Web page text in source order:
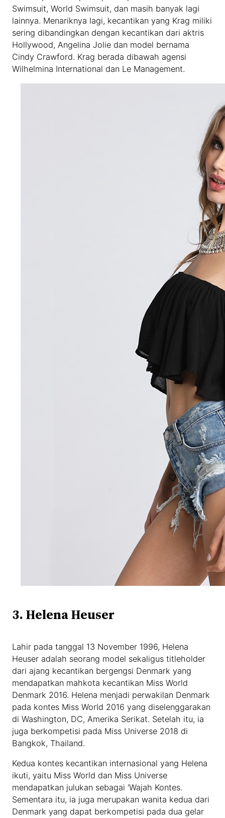
Swimsuit, World Swimsuit, dan masih banyak lagi
lainnya. Menariknya lagi, kecantikan yang Krag miliki
sering dibandingkan dengan kecantikan dari aktris
Hollywood, Angelina Jolie dan model bernama
Cindy Crawford. Krag berada dibawah agensi
Wilhelmina International dan Le Management.
3. Helena Heuser
Lahir pada tanggal 13 November 1996, Helena
Heuser adalah seorang model sekaligus titleholder
dari ajang kecantikan bergengsi Denmark yang
mendapatkan mahkota kecantikan Miss World
Denmark 2016. Helena menjadi perwakilan Denmark
pada kontes Miss World 2016 yang diselenggarakan
di Washington, DC, Amerika Serikat. Setelah itu, ia
juga berkompetisi pada Miss Universe 2018 di
Bangkok, Thailand.
Kedua kontes kecantikan internasional yang Helena
ikuti, yaitu Miss World dan Miss Universe
mendapatkan julukan sebagai ‘Wajah Kontes.
Sementara itu, ia juga merupakan wanita kedua dari
Denmark yang dapat berkompetisi pada dua gelar